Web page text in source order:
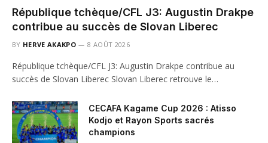
République tchèque/CFL J3: Augustin Drakpe
contribue au succès de Slovan Liberec
BY HERVE AKAKPO 8 AOÛT 2026
République tchèque/CFL J3: Augustin Drakpe contribue au
succès de Slovan Liberec Slovan Liberec retrouve le…
CECAFA Kagame Cup 2026 : Atisso
Kodjo et Rayon Sports sacrés
champions